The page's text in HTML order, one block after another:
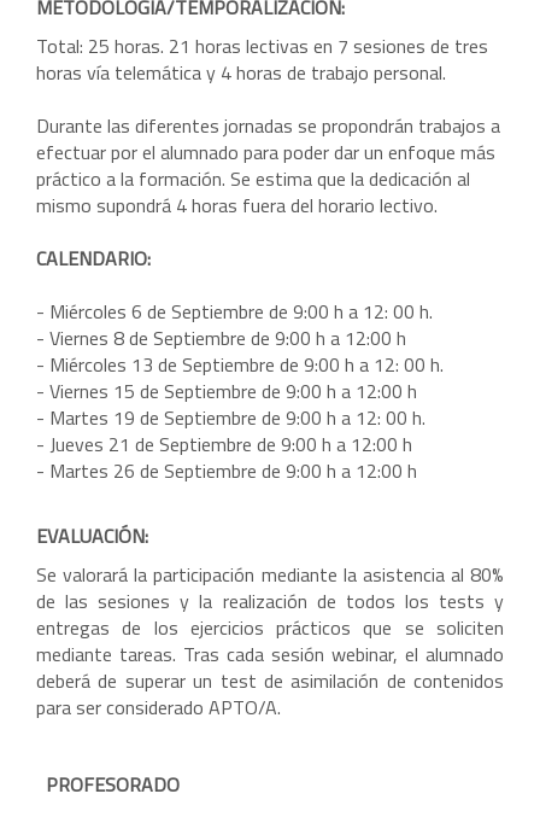
METODOLOGIA/TEMPORALIZACIÓN:
Total: 25 horas. 21 horas lectivas en 7 sesiones de tres
horas vía telemática y 4 horas de trabajo personal.
Durante las diferentes jornadas se propondrán trabajos a
efectuar por el alumnado para poder dar un enfoque más
práctico a la formación. Se estima que la dedicación al
mismo supondrá 4 horas fuera del horario lectivo.
CALENDARIO:
- Miércoles 6 de Septiembre de 9:00 h a 12: 00 h.
- Viernes 8 de Septiembre de 9:00 h a 12:00 h
- Miércoles 13 de Septiembre de 9:00 h a 12: 00 h.
- Viernes 15 de Septiembre de 9:00 h a 12:00 h
- Martes 19 de Septiembre de 9:00 h a 12: 00 h.
- Jueves 21 de Septiembre de 9:00 h a 12:00 h
- Martes 26 de Septiembre de 9:00 h a 12:00 h
EVALUACIÓN:
Se valorará la participación mediante la asistencia al 80%
de las sesiones y la realización de todos los tests y
entregas de los ejercicios prácticos que se soliciten
mediante tareas. Tras cada sesión webinar, el alumnado
deberá de superar un test de asimilación de contenidos
para ser considerado APTO/A.
PROFESORADO